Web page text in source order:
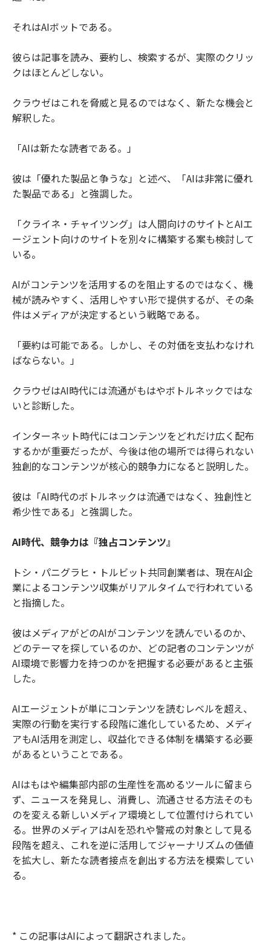
それはAIボットである。
彼らは記事を読み、要約し、検索するが、実際のクリッ
クはほとんどしない。
クラウゼはこれを脅威と見るのではなく、新たな機会と
解釈した。
「AIは新たな読者である。」
彼は「優れた製品と争うな」と述べ、「AIは非常に優れ
た製品である」と強調した。
「クライネ・チャイツング」は人間向けのサイトとAIエ
ージェント向けのサイトを別々に構築する案も検討して
いる。
AIがコンテンツを活用するのを阻止するのではなく、機
械が読みやすく、活用しやすい形で提供するが、その条
件はメディアが決定するという戦略である。
「要約は可能である。しかし、その対価を支払わなけれ
ばならない。」
クラウゼはAI時代には流通がもはやボトルネックではな
いと診断した。
インターネット時代にはコンテンツをどれだけ広く配布
するかが重要だったが、今後は他の場所では得られない
独創的なコンテンツが核心的競争力になると説明した。
彼は「AI時代のボトルネックは流通ではなく、独創性と
希少性である」と強調した。
AI時代、競争力は『独占コンテンツ』
トシ・パニグラヒ・トルビット共同創業者は、現在AI企
業によるコンテンツ収集がリアルタイムで行われている
と指摘した。
彼はメディアがどのAIがコンテンツを読んでいるのか、
どのテーマを探しているのか、どの記者のコンテンツが
AI環境で影響力を持つのかを把握する必要があると主張
した。
AIエージェントが単にコンテンツを読むレベルを超え、
実際の行動を実行する段階に進化しているため、メディ
アもAI活用を測定し、収益化できる体制を構築する必要
があるということである。
AIはもはや編集部内部の生産性を高めるツールに留まら
ず、ニュースを発見し、消費し、流通させる方法そのも
のを変える新しいメディア環境として位置付けられてい
る。世界のメディアはAIを恐れや警戒の対象として見る
段階を超え、これを逆に活用してジャーナリズムの価値
を拡大し、新たな読者接点を創出する方法を模索してい
る。
* この記事はAIによって翻訳されました。